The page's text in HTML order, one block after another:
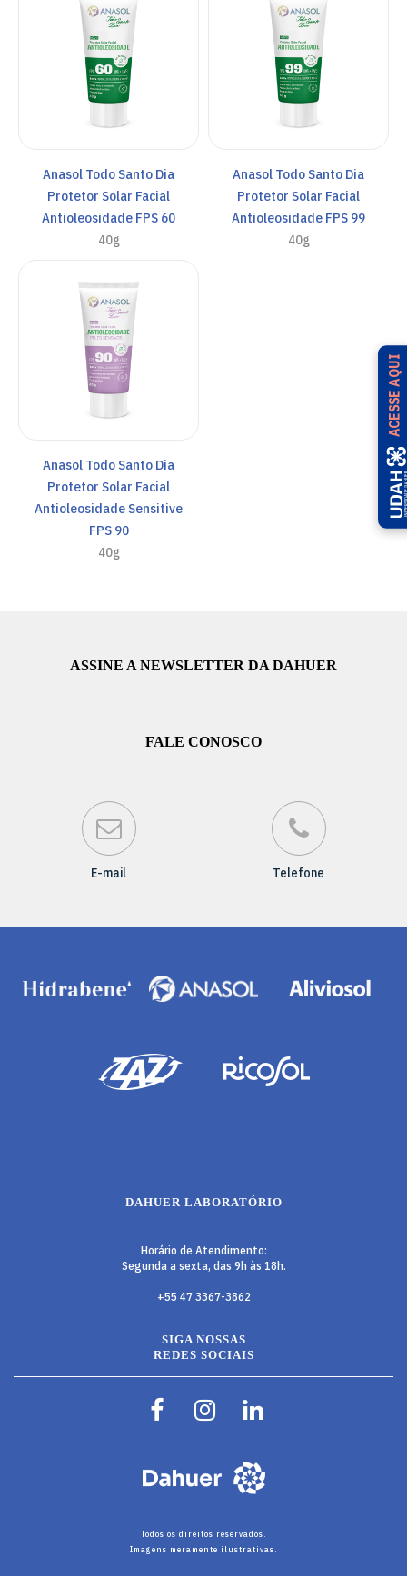
ACESSE AQUI
Anasol Todo Santo Dia
Protetor Solar Facial
Antioleosidade FPS 60
40g
Anasol Todo Santo Dia
Protetor Solar Facial
Antioleosidade FPS 99
40g
Anasol Todo Santo Dia
Protetor Solar Facial
Antioleosidade Sensitive
FPS 90
40g
ASSINE A NEWSLETTER DA DAHUER
FALE CONOSCO
E-mail Telefone
DAHUER LABORATÓRIO
Horário de Atendimento:
Segunda a sexta, das 9h às 18h.
+55 47 3367-3862
SIGA NOSSAS
REDES SOCIAIS
Todos os direitos reservados.
Imagens meramente ilustrativas.